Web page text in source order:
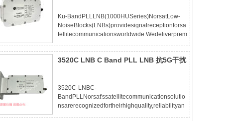
头
Ku-BandPLLLNB(1000HUSeries)NorsatLow-
NoiseBlocks(LNBs)providesignalreceptionforsa
tellitecommunicationsworldwide.Wedeliverprem
bleformfactor.AllourstandardKu-
BandLNBsareback
3520C LNB C Band PLL LNB 抗5G干扰
3520C-LNBC-
BandPLLNorsat'ssatellitecommunicationsolutio
nsarerecognizedfortheirhighquality,reliabilityan